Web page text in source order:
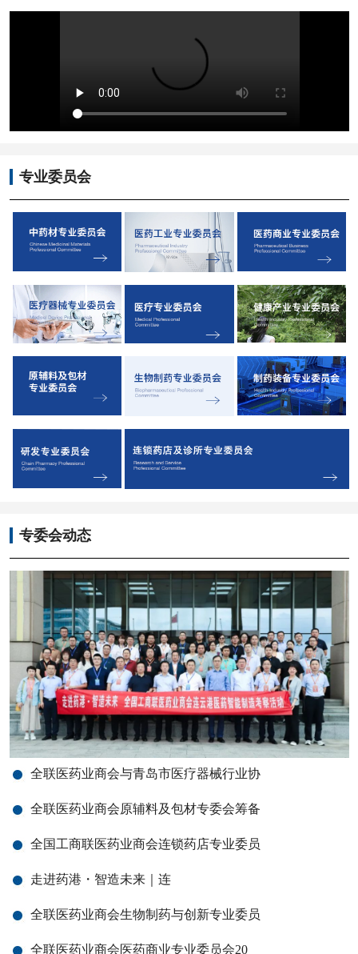
专业委员会
专委会动态
全联医药业商会与青岛市医疗器械行业协
全联医药业商会原辅料及包材专委会筹备
全国工商联医药业商会连锁药店专业委员
走进药港・智造未来｜连
全联医药业商会生物制药与创新专业委员
全联医药业商会医药商业专业委员会20